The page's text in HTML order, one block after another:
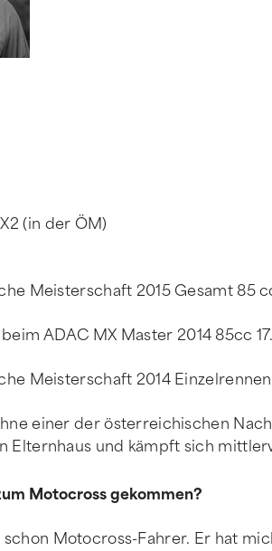
(in der ÖM)
Meisterschaft 2015 Gesamt 85
ADAC MX Master 2014 85cc
Meisterschaft 2014
einer der österreichischen
Elternhaus und kämpft sich
Motocross gekommen?
schon Motocross-Fahrer. Er hat